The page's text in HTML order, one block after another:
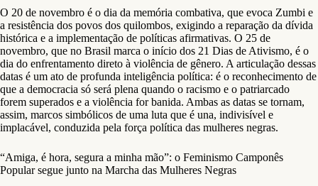
O 20 de novembro é o dia da memória combativa, que evoca Zumbi e
a resistência dos povos dos quilombos, exigindo a reparação da dívida
histórica e a implementação de políticas afirmativas. O 25 de
novembro, que no Brasil marca o início dos 21 Dias de Ativismo, é o
dia do enfrentamento direto à violência de gênero. A articulação dessas
datas é um ato de profunda inteligência política: é o reconhecimento de
que a democracia só será plena quando o racismo e o patriarcado
forem superados e a violência for banida. Ambas as datas se tornam,
assim, marcos simbólicos de uma luta que é una, indivisível e
implacável, conduzida pela força política das mulheres negras.
“Amiga, é hora, segura a minha mão”: o Feminismo Camponês
Popular segue junto na Marcha das Mulheres Negras